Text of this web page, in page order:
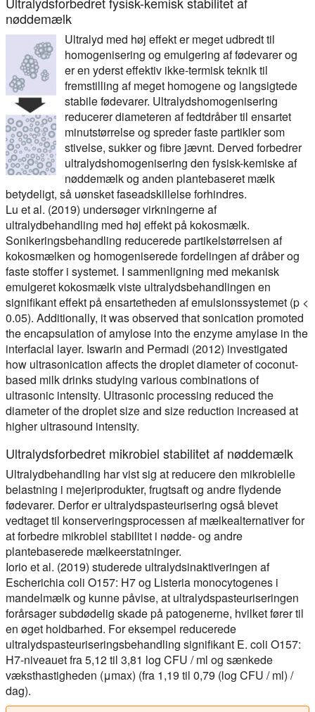
nøddemælk
Ultralyd med høj effekt er meget udbredt til
homogenisering og emulgering af fødevarer og
er en yderst effektiv ikke-termisk teknik til
fremstilling af meget homogene og langsigtede
stabile fødevarer. Ultralydshomogenisering
reducerer diameteren af fedtdråber til ensartet
minutstørrelse og spreder faste partikler som
stivelse, sukker og fibre jævnt. Derved forbedrer
ultralydshomogenisering den fysisk-kemiske af
nøddemælk og anden plantebaseret mælk
betydeligt, så uønsket faseadskillelse forhindres.
Lu et al. (2019) undersøger virkningerne af
ultralydbehandling med høj effekt på kokosmælk.
Sonikeringsbehandling reducerede partikelstørrelsen af
kokosmælken og homogeniserede fordelingen af dråber og
faste stoffer i systemet. I sammenligning med mekanisk
emulgeret kokosmælk viste ultralydsbehandlingen en
signifikant effekt på ensartetheden af emulsionssystemet (p <
0.05). Additionally, it was observed that sonication promoted
the encapsulation of amylose into the enzyme amylase in the
interfacial layer. Iswarin and Permadi (2012) investigated
how ultrasonication affects the droplet diameter of coconut-
based milk drinks studying various combinations of
ultrasonic intensity. Ultrasonic processing reduced the
diameter of the droplet size and size reduction increased at
higher ultrasound intensity.
Ultralydsforbedret mikrobiel stabilitet af nøddemælk
Ultralydbehandling har vist sig at reducere den mikrobielle
belastning i mejeriprodukter, frugtsaft og andre flydende
fødevarer. Derfor er ultralydspasteurisering også blevet
vedtaget til konserveringsprocessen af mælkealternativer for
at forbedre mikrobiel stabilitet i nødde- og andre
plantebaserede mælkeerstatninger.
Iorio et al. (2019) studerede ultralydsinaktiveringen af
Escherichia coli O157: H7 og Listeria monocytogenes i
mandelmælk og kunne påvise, at ultralydspasteuriseringen
forårsager subdødelig skade på patogenerne, hvilket fører til
en øget holdbarhed. For eksempel reducerede
ultralydspasteuriseringsbehandling signifikant E. coli O157:
H7-niveauet fra 5,12 til 3,81 log CFU / ml og sænkede
væksthastigheden (μmax) (fra 1,19 til 0,79 (log CFU / ml) /
dag).